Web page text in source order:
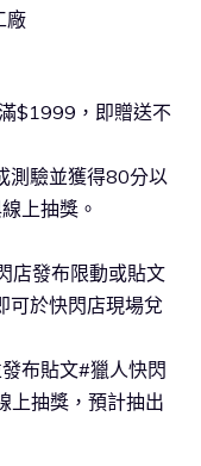
廠
$1999，即贈送不
測驗並獲得80分以
上抽獎。
店發布限動或貼文
可於快閃店現場兌
布貼文#獵人快閃
上抽獎，預計抽出